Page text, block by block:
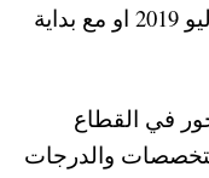
والالتزام بتنفيذها بداية من شهر يوليو 2019 او مع بداية
في القطاع
والدرجات